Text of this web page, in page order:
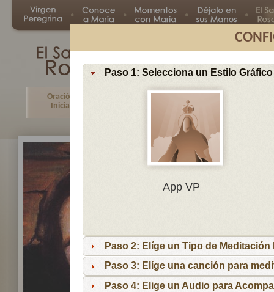
Paso 1: Selecciona un Estilo Gráfico
App VP
Paso 2: Elíge un Tipo de Meditación
Paso 3: Elíge una canción para
Paso 4: Elige un Audio para
Oración
Inicial
Misterio